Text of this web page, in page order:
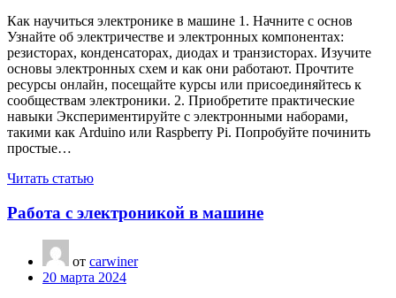
Как научиться электронике в машине 1. Начните с основ
Узнайте об электричестве и электронных компонентах:
резисторах, конденсаторах, диодах и транзисторах. Изучите
основы электронных схем и как они работают. Прочтите
ресурсы онлайн, посещайте курсы или присоединяйтесь к
сообществам электроники. 2. Приобретите практические
навыки Экспериментируйте с электронными наборами,
такими как Arduino или Raspberry Pi. Попробуйте починить
простые…
Читать статью
Работа с электроникой в машине
от carwiner
20 марта 2024